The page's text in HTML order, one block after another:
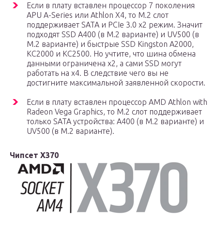
Если в плату вставлен процессор 7 поколения
APU A-Series или Athlon X4, то М.2 слот
поддерживает SATA и PCIe 3.0 x2 режим. Значит
подходят SSD A400 (в М.2 варианте) и UV500 (в
М.2 варианте) и быстрые SSD Kingston A2000,
KC2000 и KC2500. Но учтите, что шина обмена
данными ограничена х2, а сами SSD могут
работать на х4. В следствие чего вы не
достигните максимальной заявленной скорости.
Если в плату вставлен процессор AMD Athlon with
Radeon Vega Graphics, то М.2 слот поддерживает
только SATA устройства: A400 (в М.2 варианте) и
UV500 (в М.2 варианте).
Чипсет X370